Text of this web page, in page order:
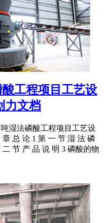
工程项目工艺设
力文档
湿法磷酸工程项目工艺设
总 论 1 第 一 节 湿 法 磷
节 产 品 说 明 3 磷酸的物